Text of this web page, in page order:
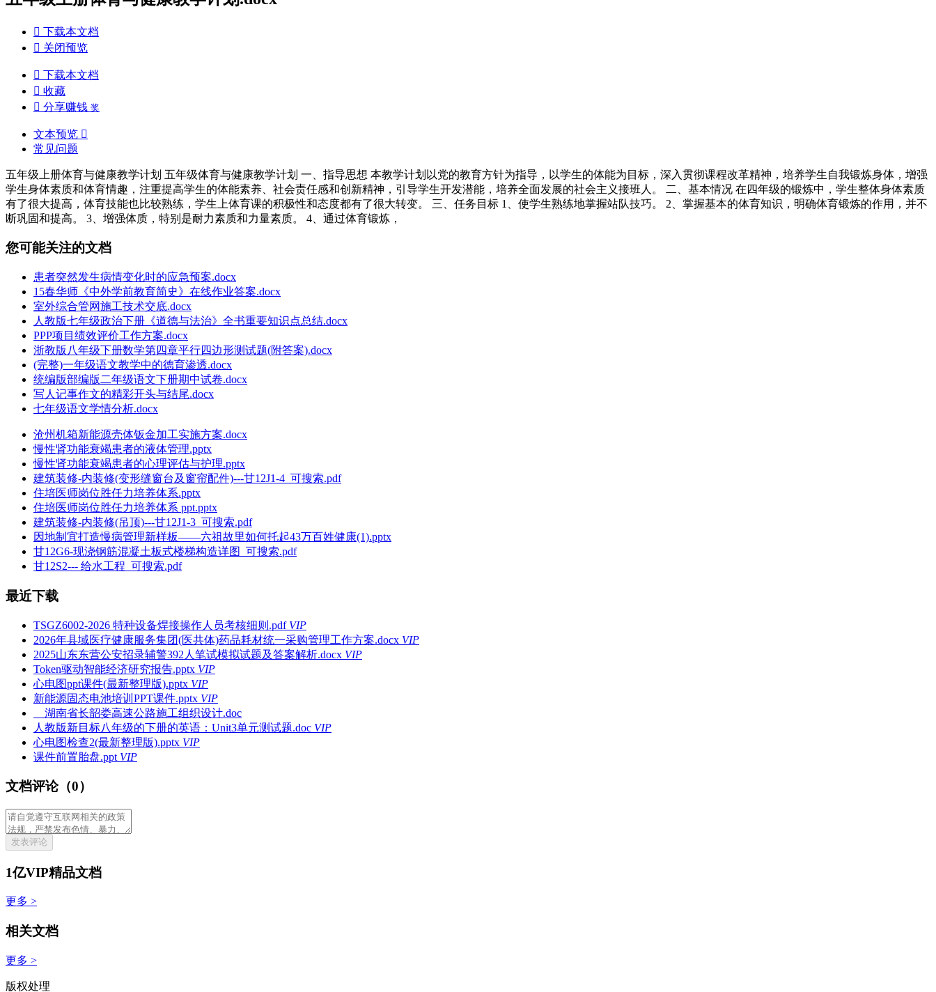
 下载本文档
 关闭预览
 下载本文档
 收藏
 分享赚钱 奖
文本预览 
常见问题
五年级上册体育与健康教学计划 五年级体育与健康教学计划 一、指导思想 本教学计划以党的教育方针为指导，以学生的体能为目标，深入贯彻课程改革精神，培养学生自我锻炼身体，增强
学生身体素质和体育情趣，注重提高学生的体能素养、社会责任感和创新精神，引导学生开发潜能，培养全面发展的社会主义接班人。 二、基本情况 在四年级的锻炼中，学生整体身体素质
有了很大提高，体育技能也比较熟练，学生上体育课的积极性和态度都有了很大转变。 三、任务目标 1、使学生熟练地掌握站队技巧。 2、掌握基本的体育知识，明确体育锻炼的作用，并不
断巩固和提高。 3、增强体质，特别是耐力素质和力量素质。 4、通过体育锻炼，
您可能关注的文档
患者突然发生病情变化时的应急预案.docx
15春华师《中外学前教育简史》在线作业答案.docx
室外综合管网施工技术交底.docx
人教版七年级政治下册《道德与法治》全书重要知识点总结.docx
PPP项目绩效评价工作方案.docx
浙教版八年级下册数学第四章平行四边形测试题(附答案).docx
(完整)一年级语文教学中的德育渗透.docx
统编版部编版二年级语文下册期中试卷.docx
写人记事作文的精彩开头与结尾.docx
七年级语文学情分析.docx
沧州机箱新能源壳体钣金加工实施方案.docx
慢性肾功能衰竭患者的液体管理.pptx
慢性肾功能衰竭患者的心理评估与护理.pptx
建筑装修-内装修(变形缝窗台及窗帘配件)---甘12J1-4_可搜索.pdf
住培医师岗位胜任力培养体系.pptx
住培医师岗位胜任力培养体系 ppt.pptx
建筑装修-内装修(吊顶)---甘12J1-3_可搜索.pdf
因地制宜打造慢病管理新样板——六祖故里如何托起43万百姓健康(1).pptx
甘12G6-现浇钢筋混凝土板式楼梯构造详图_可搜索.pdf
甘12S2--- 给水工程_可搜索.pdf
最近下载
TSGZ6002-2026 特种设备焊接操作人员考核细则.pdf VIP
2026年县域医疗健康服务集团(医共体)药品耗材统一采购管理工作方案.docx VIP
2025山东东营公安招录辅警392人笔试模拟试题及答案解析.docx VIP
Token驱动智能经济研究报告.pptx VIP
心电图ppt课件(最新整理版).pptx VIP
新能源固态电池培训PPT课件.pptx VIP
湖南省长韶娄高速公路施工组织设计.doc
人教版新目标八年级的下册的英语：Unit3单元测试题.doc VIP
心电图检查2(最新整理版).pptx VIP
课件前置胎盘.ppt VIP
文档评论（0）
发表评论
1亿VIP精品文档
更多 >
相关文档
更多 >
版权处理